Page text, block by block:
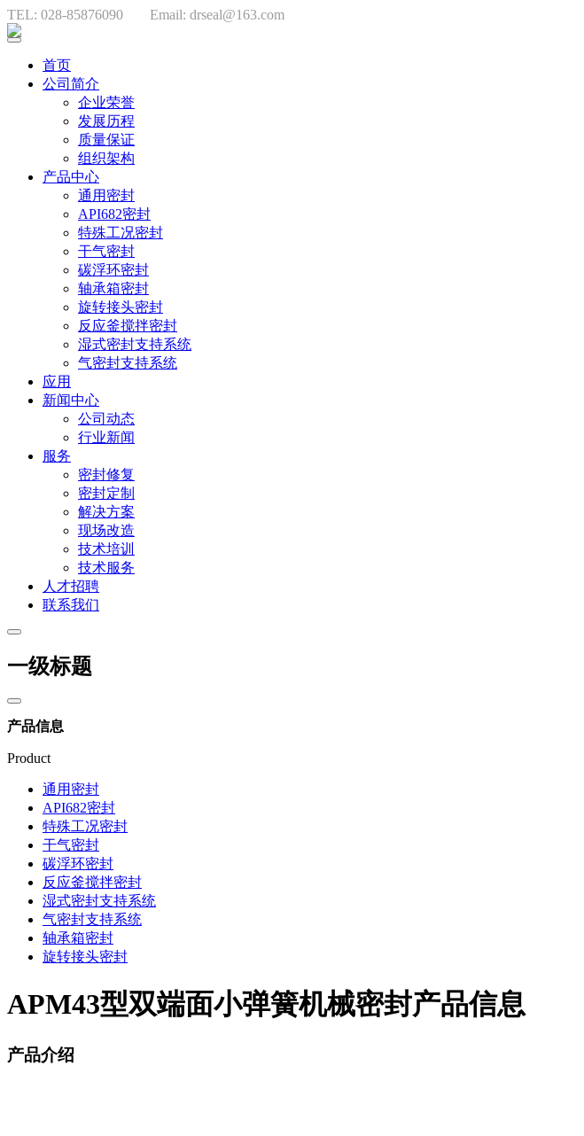
TEL: 028-85876090 Email: drseal@163.com
首页
公司简介
企业荣誉
发展历程
质量保证
组织架构
产品中心
通用密封
API682密封
特殊工况密封
干气密封
碳浮环密封
轴承箱密封
旋转接头密封
反应釜搅拌密封
湿式密封支持系统
气密封支持系统
应用
新闻中心
公司动态
行业新闻
服务
密封修复
密封定制
解决方案
现场改造
技术培训
技术服务
人才招聘
联系我们
一级标题
产品信息
Product
通用密封
API682密封
特殊工况密封
干气密封
碳浮环密封
反应釜搅拌密封
湿式密封支持系统
气密封支持系统
轴承箱密封
旋转接头密封
APM43型双端面小弹簧机械密封产品信息
产品介绍